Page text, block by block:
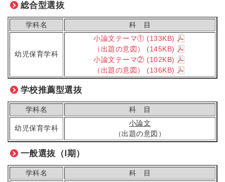
総合型選抜
学科名 科 目
幼児保育学科
小論文テーマ① (133KB)
（出題の意図）
(145KB)
小論文テーマ② (102KB)
（出題の意図）
(136KB)
学校推薦型選抜
学科名 科 目
幼児保育学科
小論文
（出題の意図）
一般選抜（Ⅰ期）
学科名 科 目